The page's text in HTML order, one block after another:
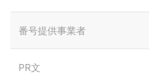
番号提供事業者
PR文